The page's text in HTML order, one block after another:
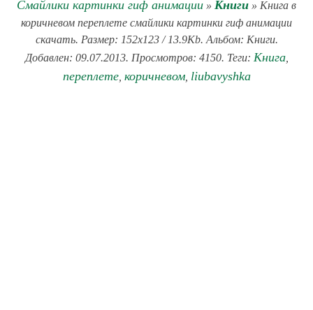
Смайлики картинки гиф анимации » Книги » Книга в
коричневом переплете смайлики картинки гиф анимации
скачать. Размер: 152x123 / 13.9Kb. Альбом: Книги.
Добавлен: 09.07.2013. Просмотров: 4150. Теги: Книга,
переплете, коричневом, liubavyshka